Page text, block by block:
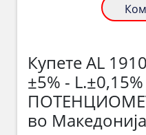
Купете AL
±5% - L.±0,15%
во Македонија